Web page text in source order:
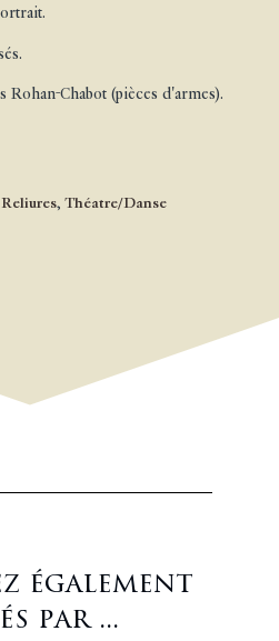
Rohan-Chabot (pièces d'armes).
Reliures, Théatre/Danse
également
par ...